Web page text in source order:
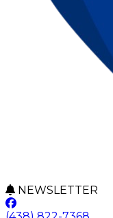
NEWSLETTER